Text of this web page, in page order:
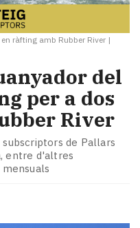
ràfting amb Rubber River |
del
per a dos
River
de Pallars
entre d'altres